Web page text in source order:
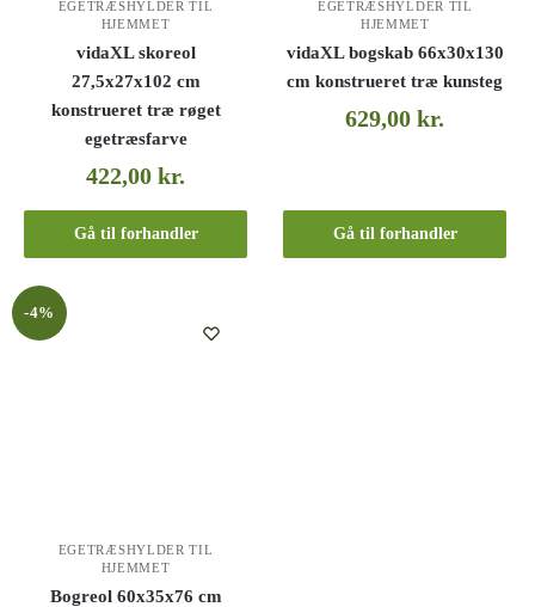
EGETRÆSHYLDER TIL
HJEMMET
vidaXL skoreol
27,5x27x102 cm
konstrueret træ røget
egetræsfarve
422,00kr.
Gå til forhandler
EGETRÆSHYLDER TIL
HJEMMET
vidaXL bogskab 66x30x130
cm konstrueret træ kunsteg
629,00kr.
Gå til forhandler
-4%
EGETRÆSHYLDER TIL
HJEMMET
Bogreol 60x35x76 cm